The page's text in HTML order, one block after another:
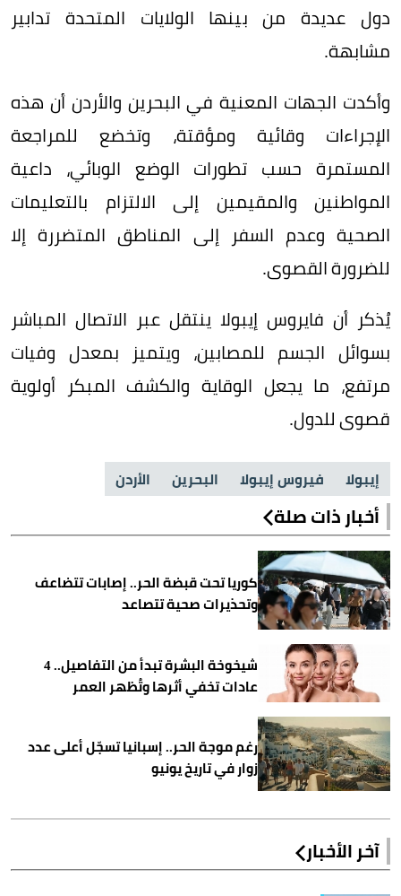
دول عديدة من بينها الولايات المتحدة تدابير
مشابهة.
وأكدت الجهات المعنية في البحرين والأردن أن هذه
الإجراءات وقائية ومؤقتة، وتخضع للمراجعة
المستمرة حسب تطورات الوضع الوبائي، داعية
المواطنين والمقيمين إلى الالتزام بالتعليمات
الصحية وعدم السفر إلى المناطق المتضررة إلا
للضرورة القصوى.
يُذكر أن فايروس إيبولا ينتقل عبر الاتصال المباشر
بسوائل الجسم للمصابين، ويتميز بمعدل وفيات
مرتفع، ما يجعل الوقاية والكشف المبكر أولوية
قصوى للدول.
إيبولا فيروس إيبولا البحرين الأردن
أخبار ذات صلة
كوريا تحت قبضة الحر.. إصابات تتضاعف
وتحذيرات صحية تتصاعد
شيخوخة البشرة تبدأ من التفاصيل.. 4
عادات تخفي أثرها وتُظهر العمر
رغم موجة الحر.. إسبانيا تسجّل أعلى عدد
زوار في تاريخ يونيو
آخر الأخبار